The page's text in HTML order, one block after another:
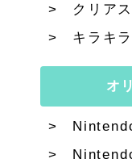
クリア
キラキ
オ